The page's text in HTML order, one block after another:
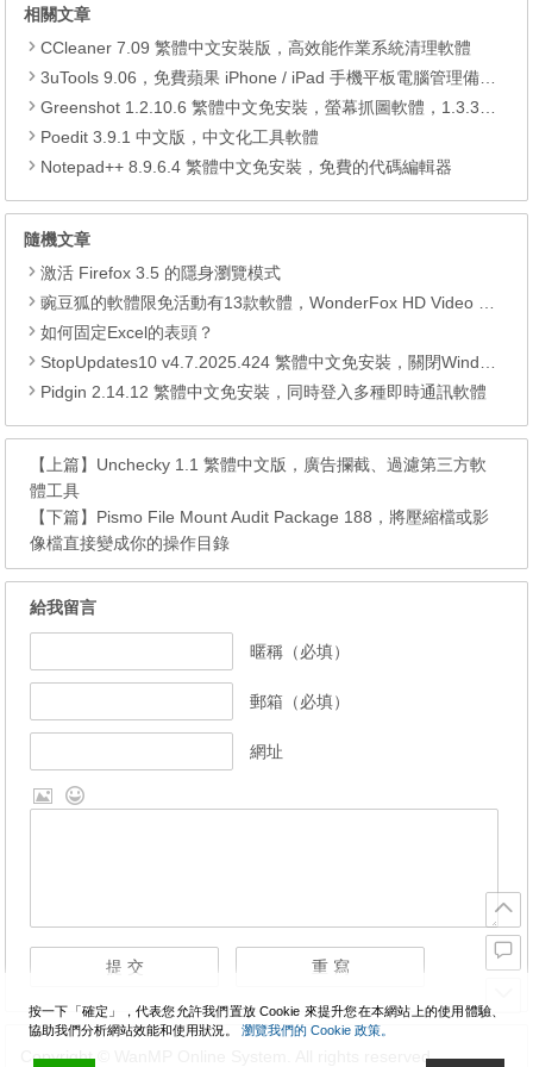
相關文章
CCleaner 7.09 繁體中文安裝版，高效能作業系統清理軟體
3uTools 9.06，免費蘋果 iPhone / iPad 手機平板電腦管理備份還原軟體
Greenshot 1.2.10.6 繁體中文免安裝，螢幕抓圖軟體，1.3.315 安裝版
Poedit 3.9.1 中文版，中文化工具軟體
Notepad++ 8.9.6.4 繁體中文免安裝，免費的代碼編輯器
隨機文章
激活 Firefox 3.5 的隱身瀏覽模式
豌豆狐的軟體限免活動有13款軟體，WonderFox HD Video Converter Factory Pro、 Watermark Software、WiseCare 365 Pro、Seed4.Me VPN、WinToFlash Professional、RightNote Standard、ONLYOFFICE Cloud Office、Epubor Ultimate、Folder Marker Home 、Clipà.Vu、Preloaders、Animiz Professional 以及 DoYourData Uninstaller Pro。
如何固定Excel的表頭？
StopUpdates10 v4.7.2025.424 繁體中文免安裝，關閉Windows10自動更新
Pidgin 2.14.12 繁體中文免安裝，同時登入多種即時通訊軟體
【上篇】 Unchecky 1.1 繁體中文版，廣告攔截、過濾第三方軟
體工具
【下篇】 Pismo File Mount Audit Package 188，將壓縮檔或影
像檔直接變成你的操作目錄
給我留言
暱稱（必填）
郵箱（必填）
網址
Copyright © WanMP Online System. All rights reserved.
按一下「確定」，代表您允許我們置放 Cookie 來提升您在本網站上的使用體驗、
協助我們分析網站效能和使用狀況。 瀏覽我們的 Cookie 政策。